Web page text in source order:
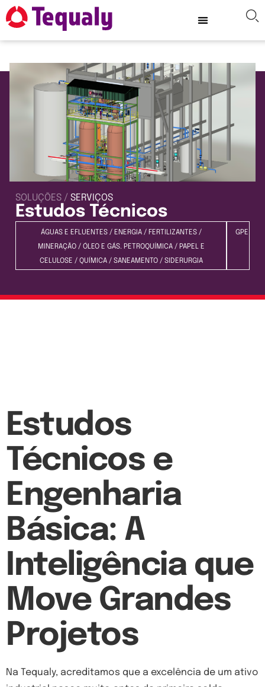
SOLUÇÕES / SERVIÇOS
Estudos Técnicos
ÁGUAS E EFLUENTES/ ENERGIA/ FERTILIZANTES/
MINERAÇÃO/ ÓLEO E GÁS. PETROQUÍMICA/ PAPEL E
CELULOSE / QUÍMICA/ SANEAMENTO/ SIDERURGIA
GPE
Estudos
Técnicos e
Engenharia
Básica: A
Inteligência que
Move Grandes
Projetos
Na Tequaly, acreditamos que a excelência de um ativo